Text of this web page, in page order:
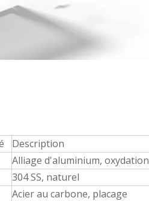
Description
Alliage d'aluminium, oxydation
304 SS, naturel
Acier au carbone, placage